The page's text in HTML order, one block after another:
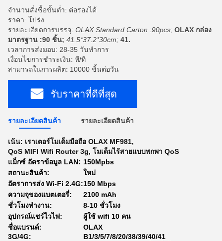
จำนวนสั่งซื้อขั้นต่ำ: ต่อรองได้
ราคา: โปร่ง
รายละเอียดการบรรจุ: OLAX Standard Carton :90pcs; OLAX กล่อง
มาตรฐาน :90 ชิ้น; 41.5*37.2*30cm; 41.
เวลาการส่งมอบ: 28-35 วันทำการ
เงื่อนไขการชำระเงิน: ที/ที
สามารถในการผลิต: 10000 ชิ้นต่อวัน
รับราคาที่ดีที่สุด
รายละเอียดสินค้า รายละเอียดสินค้า
เน้น: เราเตอร์โมเด็มมือถือ OLAX MF981,
QoS MIFI Wifi Router 3g, โมเด็มไร้สายแบบพกพา QoS
แม็กซ์ อัตราข้อมูล LAN: 150Mpbs
สถานะสินค้า:
ใหม่
อัตราการส่ง Wi-Fi 2.4G:150 Mbps
ความจุของแบตเตอรี่:
2100 mAh
ชั่วโมงทำงาน:
8-10 ชั่วโมง
อุปกรณ์แชร์ไวไฟ:
ผู้ใช้ wifi 10 คน
ชื่อแบรนด์:
OLAX
3G/4G:
B1/3/5/7/8/20/38/39/40/41